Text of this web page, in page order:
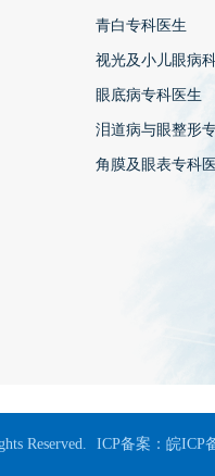
青白专科医生
视光及小儿眼病
眼底病专科医生
泪道病与眼整形
角膜及眼表专科
Reserved. ICP备案： 皖ICP